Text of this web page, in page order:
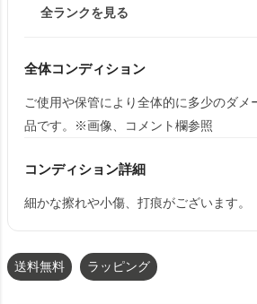
全ランクを見る
全体コンディション
ご使用や保管により全体的に多少のダメ
品です。※画像、コメント欄参照
コンディション詳細
細かな擦れや小傷、打痕がございます。
送料無料 ラッピング